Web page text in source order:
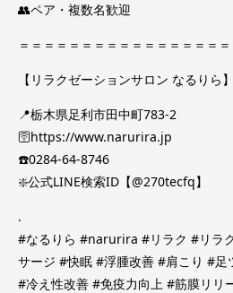
👥ペア・複数名歓迎
＝＝＝＝＝＝＝＝＝＝＝＝＝＝＝＝
【リラクゼーションサロン なるりら】
📍栃木県足利市田中町783-2
🛜https://www.narurira.jp
☎️0284-64-8746
❇️公式LINE検索ID【@270tecfq】
.
#なるりら #narurira #リラク #リラ
サージ #快眠 #浮腫改善 #肩こり #足
#冷え性改善 #免疫力向上 #筋膜リリ